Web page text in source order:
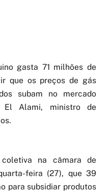
gasta 71 milhões de
que os preços de gás
subam no mercado
El Alami, ministro de
na câmara de
feira (27), que 39
para subsidiar produtos